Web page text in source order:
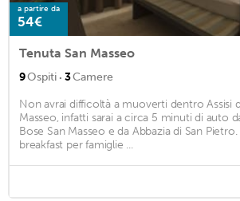
a partire da
54€
Tenuta San Masseo
9Ospiti · 3Camere
Non avrai difficoltà a muoverti dentro Assisi
Masseo, infatti sarai a circa 5 minuti di auto
Bose San Masseo e da Abbazia di San
breakfast per famiglie ...